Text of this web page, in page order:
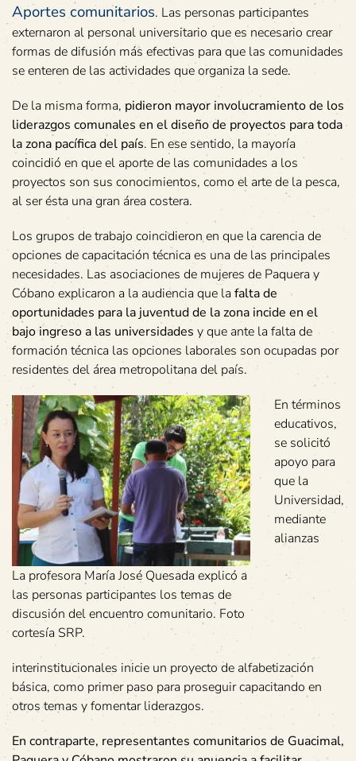
Aportes comunitarios. Las personas participantes
externaron al personal universitario que es necesario crear
formas de difusión más efectivas para que las comunidades
se enteren de las actividades que organiza la sede.
De la misma forma, pidieron mayor involucramiento de los
liderazgos comunales en el diseño de proyectos para toda
la zona pacífica del país. En ese sentido, la mayoría
coincidió en que el aporte de las comunidades a los
proyectos son sus conocimientos, como el arte de la pesca,
al ser ésta una gran área costera.
Los grupos de trabajo coincidieron en que la carencia de
opciones de capacitación técnica es una de las principales
necesidades. Las asociaciones de mujeres de Paquera y
Cóbano explicaron a la audiencia que lafalta de
oportunidades para la juventud de la zona incide en el
bajo ingreso a las universidades y que ante la falta de
formación técnica las opciones laborales son ocupadas por
residentes del área metropolitana del país.
La profesora María José Quesada explicó a
las personas participantes los temas de
discusión del encuentro comunitario. Foto
cortesía SRP.
En términos
educativos,
se solicitó
apoyo para
que la
Universidad,
mediante
alianzas
interinstitucionales inicie un proyecto de alfabetización
básica, como primer paso para proseguir capacitando en
otros temas y fomentar liderazgos.
En contraparte, representantes comunitarios de Guacimal,